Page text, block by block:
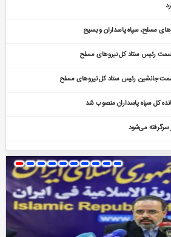
سمت رئیس ستاد کل نیروهای مسلح
جانشین رئیس ستاد کل نیروهای مسلح
کل سپاه پاسداران منصوب شد
سرگرفته می‌شود